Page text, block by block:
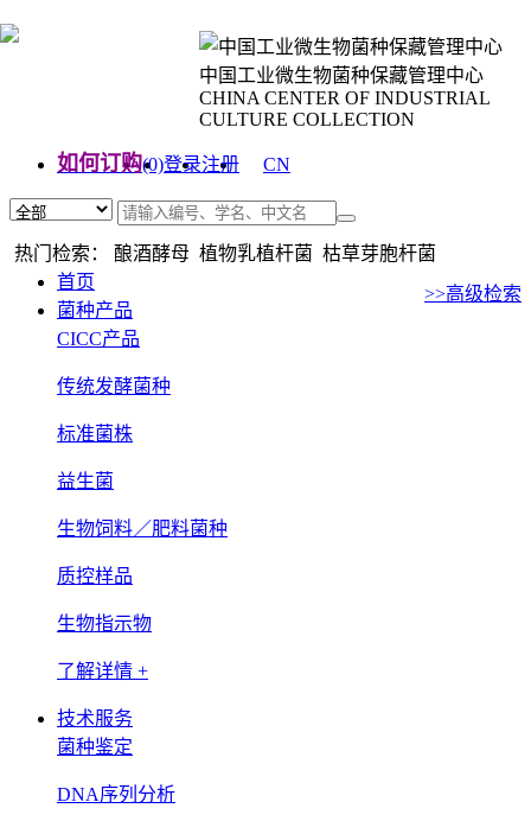
中国工业微生物菌种保藏管理中心
CHINA CENTER OF INDUSTRIAL
CULTURE COLLECTION
如何订购(0)登录注册
CN
热门检索： 酿酒酵母 植物乳植杆菌 枯草芽胞杆菌
>>高级检索
首页
菌种产品
CICC产品
传统发酵菌种
标准菌株
益生菌
生物饲料／肥料菌种
质控样品
生物指示物
了解详情 +
技术服务
菌种鉴定
DNA序列分析